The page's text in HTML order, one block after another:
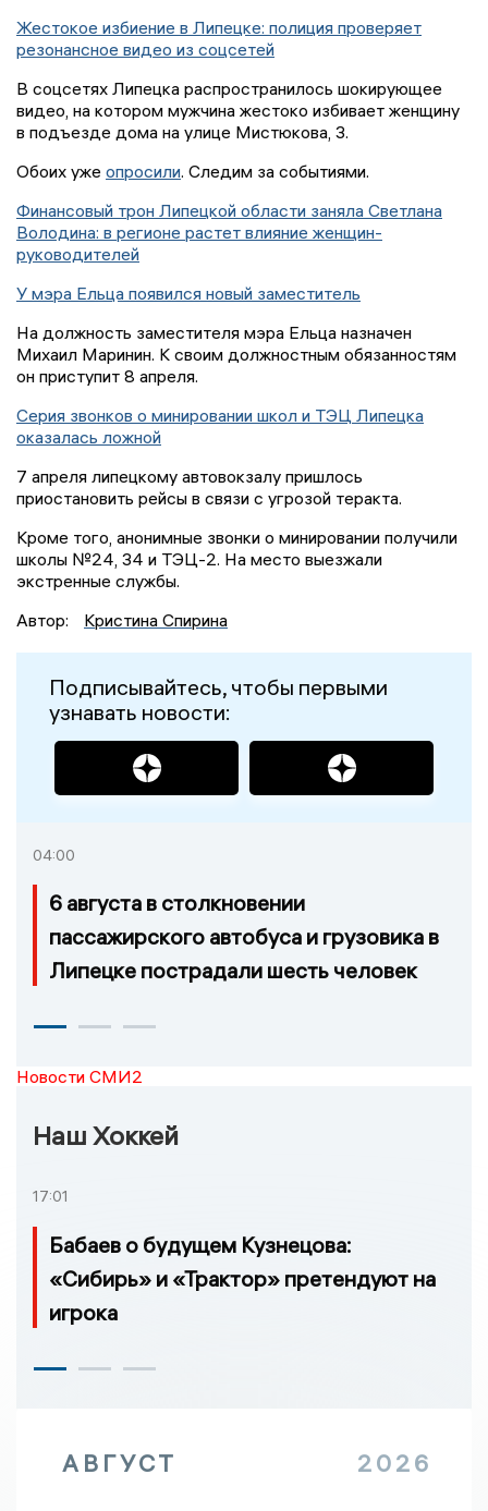
Жестокое избиение в Липецке: полиция проверяет
резонансное видео из соцсетей
В соцсетях Липецка распространилось шокирующее
видео, на котором мужчина жестоко избивает женщину
в подъезде дома на улице Мистюкова, 3.
Обоих уже опросили. Следим за событиями.
Финансовый трон Липецкой области заняла Светлана
Володина: в регионе растет влияние женщин-
руководителей
У мэра Ельца появился новый заместитель
На должность заместителя мэра Ельца назначен
Михаил Маринин. К своим должностным обязанностям
он приступит 8 апреля.
Серия звонков о минировании школ и ТЭЦ Липецка
оказалась ложной
7 апреля липецкому автовокзалу пришлось
приостановить рейсы в связи с угрозой теракта.
Кроме того, анонимные звонки о минировании получили
школы №24, 34 и ТЭЦ-2. На место выезжали
экстренные службы.
Автор:
Кристина Спирина
Подписывайтесь, чтобы первыми
узнавать новости:
04:00
6 августа в столкновении
пассажирского автобуса и грузовика в
Липецке пострадали шесть человек
Новости СМИ2
Наш Хоккей
17:01
Бабаев о будущем Кузнецова:
«Сибирь» и «Трактор» претендуют на
игрока
АВГУСТ 2026